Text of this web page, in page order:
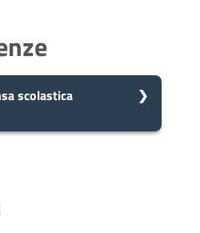
scolastica
e prenderà in carico
in 5 giorni.